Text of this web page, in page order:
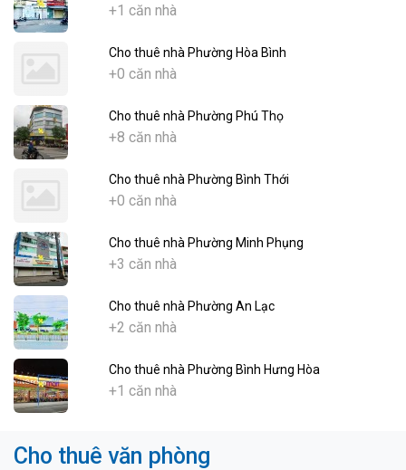
+1 căn nhà
Cho thuê nhà Phường Hòa Bình
+0 căn nhà
Cho thuê nhà Phường Phú Thọ
+8 căn nhà
Cho thuê nhà Phường Bình Thới
+0 căn nhà
Cho thuê nhà Phường Minh Phụng
+3 căn nhà
Cho thuê nhà Phường An Lạc
+2 căn nhà
Cho thuê nhà Phường Bình Hưng Hòa
+1 căn nhà
Cho thuê văn phòng